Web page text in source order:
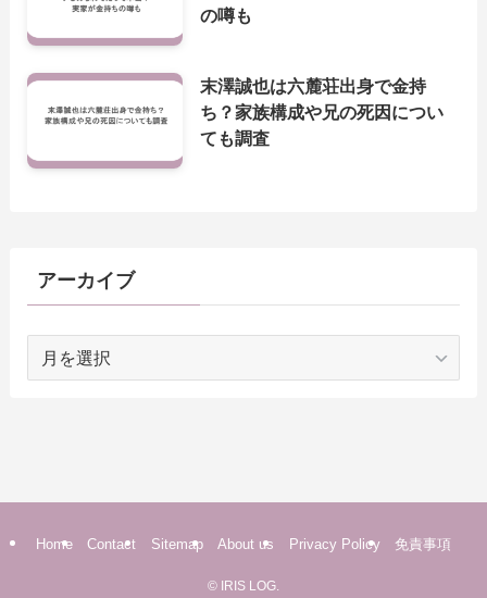
の噂も
末澤誠也は六麓荘出身で金持
ち？家族構成や兄の死因につい
ても調査
アーカイブ
Home Contact Sitemap About us Privacy Policy 免責事項
© IRIS LOG.